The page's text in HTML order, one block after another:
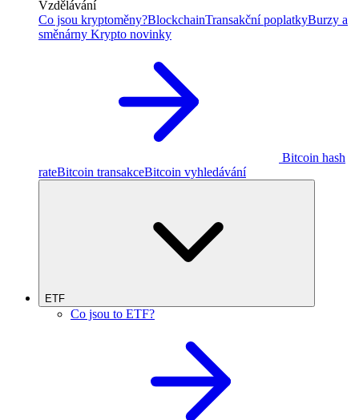
Vzdělávání
Co jsou kryptoměny?BlockchainTransakční poplatkyBurzy a
směnárny Krypto novinky
Bitcoin hash
rateBitcoin transakceBitcoin vyhledávání
ETF
Co jsou to ETF?